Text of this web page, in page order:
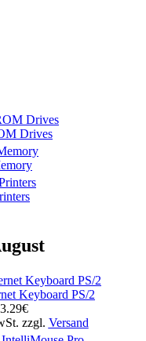
Drives
Keyboard PS/2
zzgl. Versand